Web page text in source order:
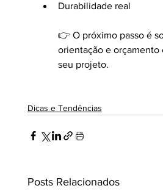
Durabilidade real
👉 O próximo passo é
orientação e orçamento
seu projeto.
Dicas e Tendências
Posts Relacionados